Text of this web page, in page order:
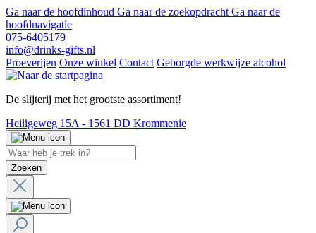
Ga naar de hoofdinhoud Ga naar de zoekopdracht Ga naar de
hoofdnavigatie
075-6405179
info@drinks-gifts.nl
Proeverijen Onze winkel Contact Geborgde werkwijze alcohol
De slijterij met het grootste assortiment!
Heiligeweg 15A - 1561 DD Krommenie
Zoeken